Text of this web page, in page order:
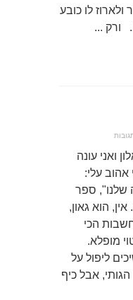
לו כובע
ורק ...
ואני עונה
עלי:
שלנו", ספר
הוא גאון,
הכי
מופלא.
ליפול על
אבל כיף